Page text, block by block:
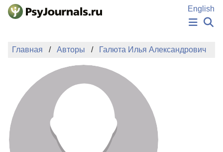
Перейти к основному содержанию
English
НОВОСТИ
АВТОРЫ
ПОДАТЬ РУКОПИСЬ
БАЗА ЗНАНИЙ
КЛЮЧЕВЫЕ СЛОВА
Регистрация
Главная Авторы Галюта Илья Александрович